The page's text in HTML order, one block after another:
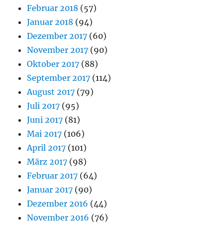
Februar 2018 (57)
Januar 2018 (94)
Dezember 2017 (60)
November 2017 (90)
Oktober 2017 (88)
September 2017 (114)
August 2017 (79)
Juli 2017 (95)
Juni 2017 (81)
Mai 2017 (106)
April 2017 (101)
März 2017 (98)
Februar 2017 (64)
Januar 2017 (90)
Dezember 2016 (44)
November 2016 (76)